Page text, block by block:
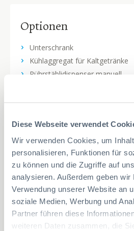
Diese Webseite verwendet
Wir verwenden Cookies, um
personalisieren, Funktionen für
zu können und die Zugriffe auf
analysieren. Außerdem geben
Verwendung unserer Website an
soziale Medien, Werbung und
Partner führen diese
weiteren Daten zusammen, die
Optionen
Unterschrank
Kühlaggregat für Kaltgetränke
Rührstäblidispenser manuell
Bargeldloses Zahlungssystem
Wassertank autonom
Wasserfilter
300 Rührstäbli
02-06 (PDF, 964 kB)